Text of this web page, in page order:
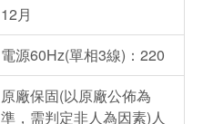
12月
電源60Hz(單相3線)：220
原廠保固(以原廠公佈為
準，需判定非人為因素)人